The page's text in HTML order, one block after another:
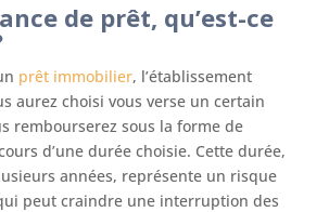
de prêt, qu’est-ce
prêt immobilier, l’établissement
aurez choisi vous verse un certain
rembourserez sous la forme de
d’une durée choisie. Cette durée,
années, représente un risque
peut craindre une interruption des